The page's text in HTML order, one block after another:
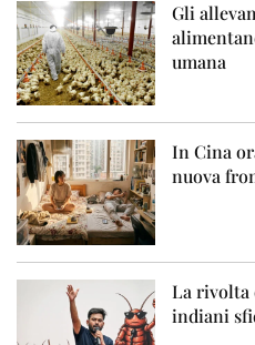
Gli
umana
In Cina
nuova
La rivolta
indiani